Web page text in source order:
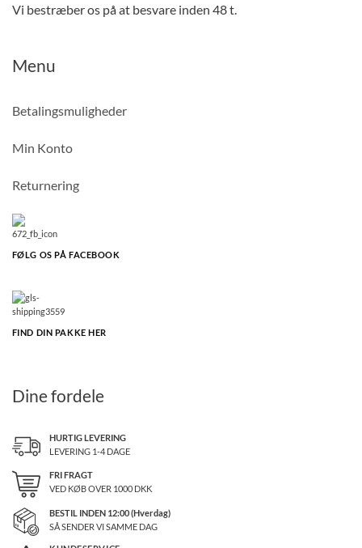
Vi bestræber os på at besvare inden 48 t.
Menu
Betalingsmuligheder
Min Konto
Returnering
FØLG OS PÅ FACEBOOK
FIND DIN PAKKE HER
Dine fordele
HURTIG LEVERING
LEVERING 1-4 DAGE
FRI FRAGT
VED KØB OVER 1000DKK
BESTIL INDEN 12:00 (Hverdag)
SÅ SENDER VI SAMME DAG